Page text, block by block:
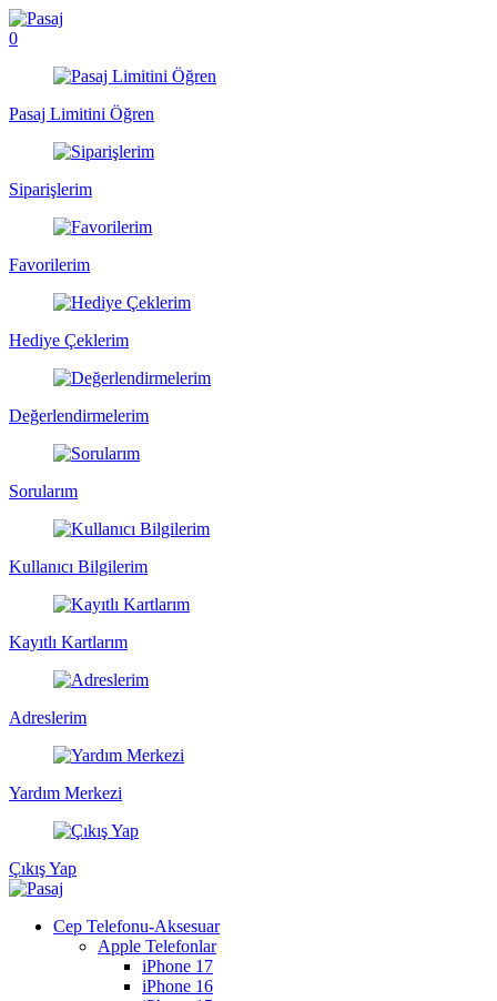
0
Pasaj Limitini Öğren
Siparişlerim
Favorilerim
Hediye Çeklerim
Değerlendirmelerim
Sorularım
Kullanıcı Bilgilerim
Kayıtlı Kartlarım
Adreslerim
Yardım Merkezi
Çıkış Yap
Cep Telefonu-Aksesuar
Apple Telefonlar
iPhone 17
iPhone 16